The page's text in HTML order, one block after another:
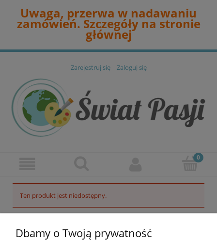
Uwaga, przerwa w nadawaniu
zamówień. Szczegóły na stronie
głównej
Zarejestruj się Zaloguj się
Ten produkt jest niedostępny.
Dbamy o Twoją prywatność